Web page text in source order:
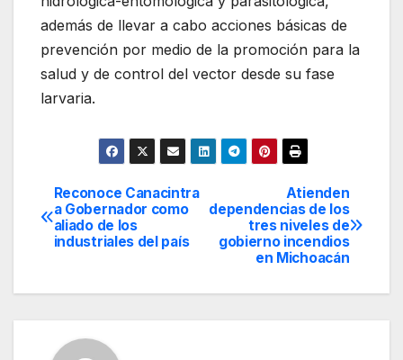
además de llevar a cabo acciones básicas de
prevención por medio de la promoción para la
salud y de control del vector desde su fase
larvaria.
Navegación
de
Atienden
dependencias de los
tres niveles de
gobierno incendios
en Michoacán
Reconoce Canacintra
a Gobernador como
aliado de los
industriales del país